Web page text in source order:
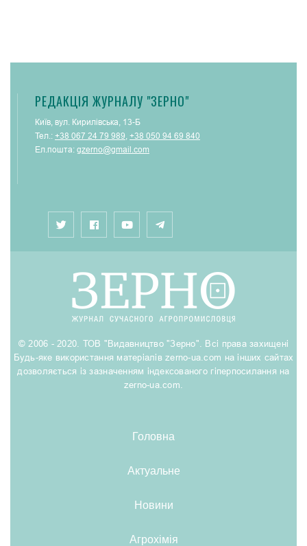
РЕДАКЦІЯ ЖУРНАЛУ "ЗЕРНО"
Київ, вул. Кирилівська, 13-Б
Тел.: +38 067 24 79 989, +38 050 94 69 840
Ел.пошта: gzerno@gmail.com
© 2006 - 2020. ТОВ "Видавництво "Зерно". Всі права захищені
Будь-яке використання матеріалів zerno-ua.com на інших сайтах
дозволяється із зазначенням індексованого гіперпосилання на
zerno-ua.com.
Головна
Актуальне
Новини
Агрохімія